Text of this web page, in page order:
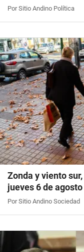
Por Sitio Andino Política
Zonda y viento
jueves 6 de
Por Sitio Andino Sociedad